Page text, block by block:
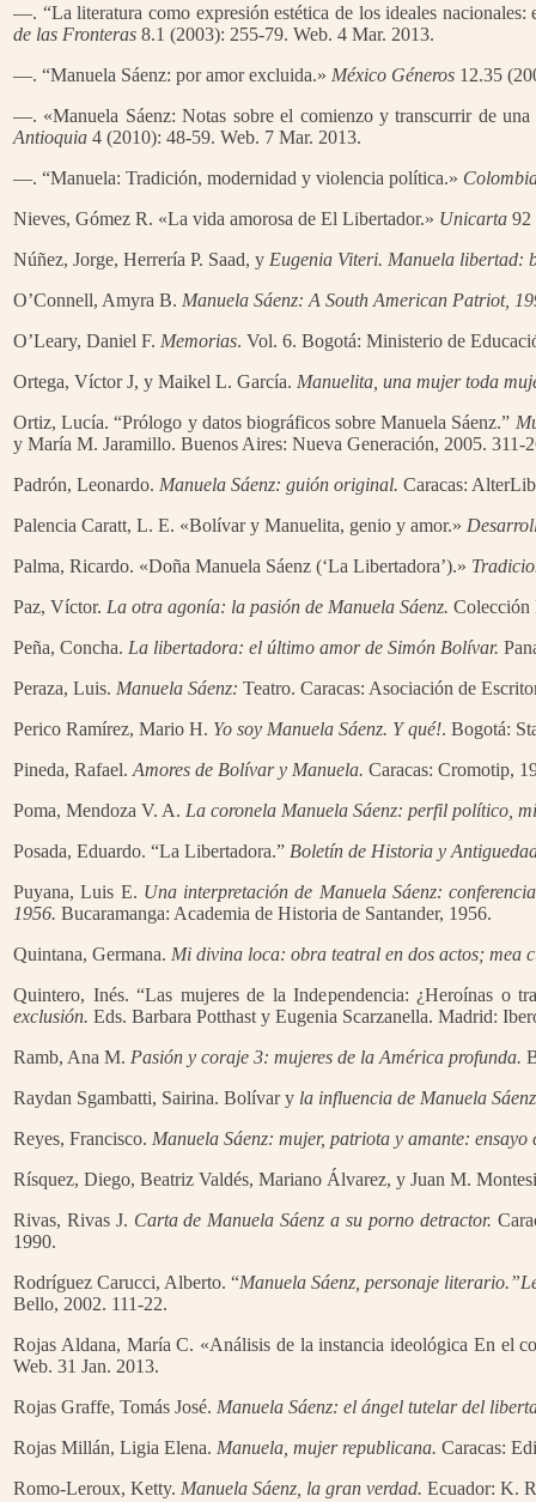
—. “La literatura como expresión estética de los ideales
de las Fronteras 8.1 (2003): 255-79. Web. 4 Mar. 2013.
—. “Manuela Sáenz: por amor excluida.» México Géneros 12.35
—. «Manuela Sáenz: Notas sobre el comienzo y transcurrir de una
Antioquia 4 (2010): 48-59. Web. 7 Mar. 2013.
—. “Manuela: Tradición, modernidad y violencia política.»
Nieves, Gómez R. «La vida amorosa de El Libertador.» Unicarta 92
Núñez, Jorge, Herrería P. Saad, y Eugenia Viteri. Manuela libertad:
O’Connell, Amyra B. Manuela Sáenz: A South American Patriot,
O’Leary, Daniel F. Memorias. Vol. 6. Bogotá: Ministerio de
Ortega, Víctor J, y Maikel L. García. Manuelita, una mujer toda
Ortiz, Lucía. “Prólogo y datos biográficos sobre Manuela Sáenz.”
y María M. Jaramillo. Buenos Aires: Nueva Generación, 2005. 311-
Padrón, Leonardo. Manuela Sáenz: guión original. Caracas:
Palencia Caratt, L. E. «Bolívar y Manuelita, genio y amor.»
Palma, Ricardo. «Doña Manuela Sáenz (‘La Libertadora’).»
Paz, Víctor. La otra agonía: la pasión de Manuela Sáenz. Colección
Peña, Concha. La libertadora: el último amor de Simón Bolívar.
Peraza, Luis. Manuela Sáenz: Teatro. Caracas: Asociación de
Perico Ramírez, Mario H. Yo soy Manuela Sáenz. Y qué!. Bogotá:
Pineda, Rafael. Amores de Bolívar y Manuela. Caracas: Cromotip,
Poma, Mendoza V. A. La coronela Manuela Sáenz: perfil político,
Posada, Eduardo. “La Libertadora.” Boletín de Historia y
Puyana, Luis E. Una interpretación de Manuela Sáenz:
1956. Bucaramanga: Academia de Historia de Santander, 1956.
Quintana, Germana. Mi divina loca: obra teatral en dos actos; mea
Quintero, Inés. “Las mujeres de la Independencia: ¿Heroínas o
exclusión. Eds. Barbara Potthast y Eugenia Scarzanella. Madrid:
Ramb, Ana M. Pasión y coraje 3: mujeres de la América profunda.
Raydan Sgambatti, Sairina. Bolívar y la influencia de Manuela
Reyes, Francisco. Manuela Sáenz: mujer, patriota y amante: ensayo
Rísquez, Diego, Beatriz Valdés, Mariano Álvarez, y Juan M.
Rivas, Rivas J. Carta de Manuela Sáenz a su porno detractor.
1990.
Rodríguez Carucci, Alberto. “Manuela Sáenz, personaje literario.”
Bello, 2002. 111-22.
Rojas Aldana, María C. «Análisis de la instancia ideológica En el
Web. 31 Jan. 2013.
Rojas Graffe, Tomás José. Manuela Sáenz: el ángel tutelar del
Rojas Millán, Ligia Elena. Manuela, mujer republicana. Caracas:
Romo-Leroux, Ketty. Manuela Sáenz, la gran verdad. Ecuador: K.